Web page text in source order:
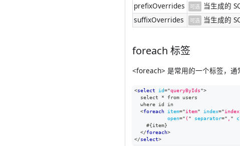
prefixOverrides
可选 当生成的
suffixOverrides
可选 当生成的
foreach 标签
<foreach> 是常用的一个标签，通
<select id="queryByIds">
  select * from users
  where id in
<foreach item="item" index="index
open=" ( " separator=" , "
    #{item}
</foreach>
</select>